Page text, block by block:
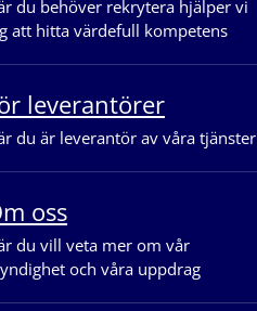
du behöver rekrytera hjälper vi
att hitta värdefull kompetens
leverantörer
du är leverantör av våra tjänster
oss
du vill veta mer om vår
och våra uppdrag